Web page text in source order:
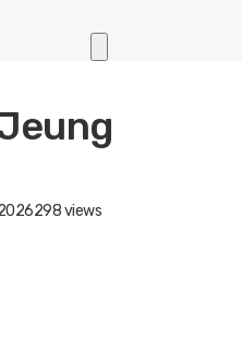
298 views